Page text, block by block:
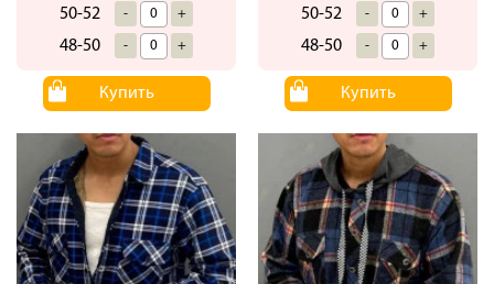
50-52 - +
48-50 - +
Купить
50-52 - +
48-50 - +
Купить